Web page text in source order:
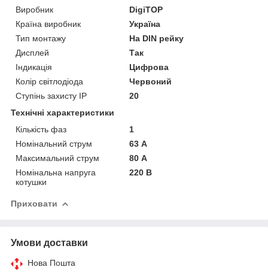
Виробник
DigiTOP
Країна виробник
Україна
Тип монтажу
На DIN рейку
Дисплей
Так
Індикація
Цифрова
Колір світлодіода
Червоний
Ступінь захисту IP
20
Технічні характеристики
Кількість фаз
1
Номінальний струм
63 А
Максимальний струм
80 А
Номінальна напруга
котушки
220 В
Приховати
Умови доставки
Нова Пошта